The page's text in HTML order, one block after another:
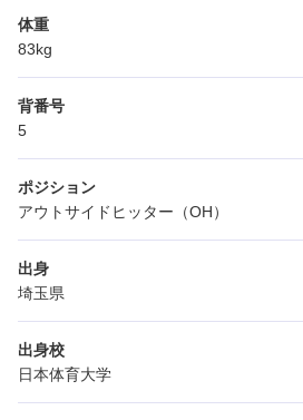
体重
83kg
背番号
5
ポジション
アウトサイドヒッター（OH）
出身
埼玉県
出身校
日本体育大学